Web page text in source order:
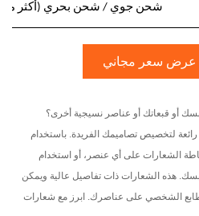
شحن جوي / شحن بحري (أكثر من 21
عرض سعر مجاني
أو قبعاتك أو عناصر نسيجية أخرى؟
لتخصيص تصاميمك الفريدة. باستخدام
الشعارات على أي عنصر، أو استخدام
هذه الشعارات ذات تفاصيل عالية ويمكن
الشخصي على عناصرك. ابرز مع شعارات